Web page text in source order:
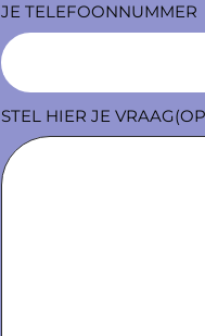
JE TELEFOONNUMMER
STEL HIER JE